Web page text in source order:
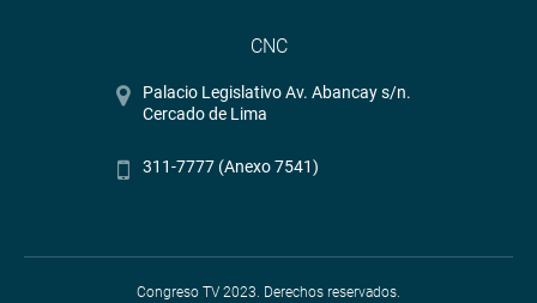
CNC
Palacio Legislativo Av. Abancay s/n.
Cercado de Lima
311-7777 (Anexo 7541)
Congreso TV 2023. Derechos reservados.